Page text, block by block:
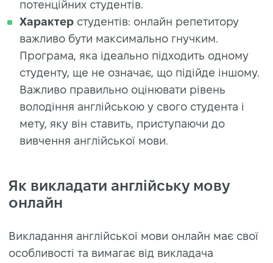
потенційних студентів.
Характер студентів: онлайн репетитору
важливо бути максимально гнучким.
Програма, яка ідеально підходить одному
студенту, ще не означає, що підійде іншому.
Важливо правильно оцінювати рівень
володіння англійською у свого студента і
мету, яку він ставить, приступаючи до
вивчення англійської мови.
Як викладати англійську мову
онлайн
Викладання англійської мови онлайн має свої
особливості та вимагає від викладача